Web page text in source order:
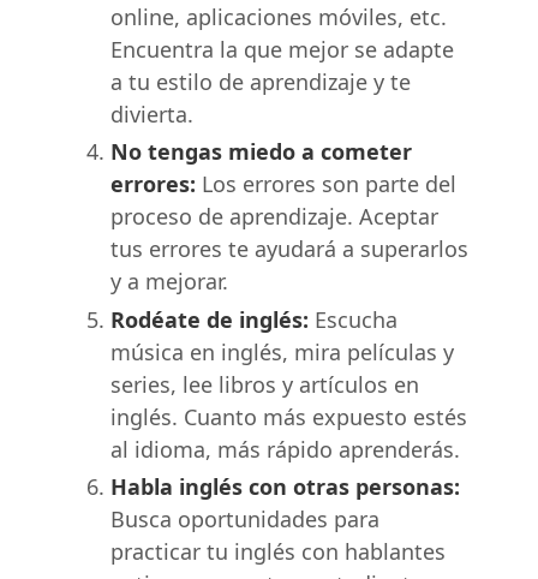
online, aplicaciones móviles, etc.
Encuentra la que mejor se adapte
a tu estilo de aprendizaje y te
divierta.
No tengas miedo a cometer
errores: Los errores son parte del
proceso de aprendizaje. Aceptar
tus errores te ayudará a superarlos
y a mejorar.
Rodéate de inglés: Escucha
música en inglés, mira películas y
series, lee libros y artículos en
inglés. Cuanto más expuesto estés
al idioma, más rápido aprenderás.
Habla inglés con otras personas:
Busca oportunidades para
practicar tu inglés con hablantes